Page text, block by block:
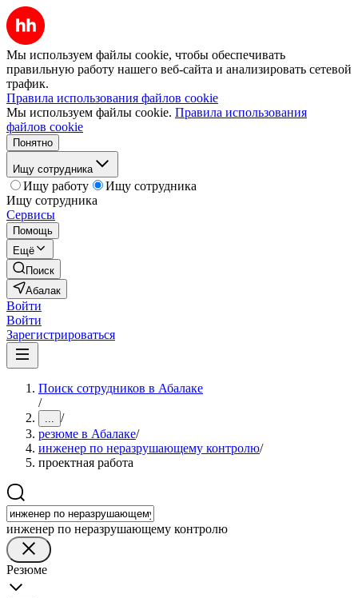
Мы используем файлы cookie, чтобы обеспечивать
правильную работу нашего веб-сайта и анализировать сетевой
трафик.
Правила использования файлов cookie
Мы используем файлы cookie. Правила использования
файлов cookie
Понятно
Ищу сотрудника
Ищу работу
Ищу сотрудника
Ищу сотрудника
Сервисы
Помощь
Ещё
Поиск
Абалак
Войти
Войти
Зарегистрироваться
Поиск сотрудников в Абалаке
/
... /
резюме в Абалаке/
инженер по неразрушающему контролю/
проектная работа
инженер по неразрушающему контролю
Резюме